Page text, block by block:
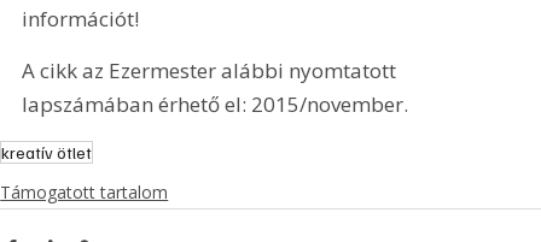
információt!
A cikk az Ezermester alábbi nyomtatott
lapszámában érhető el: 2015/november.
kreatív ötlet
Támogatott tartalom